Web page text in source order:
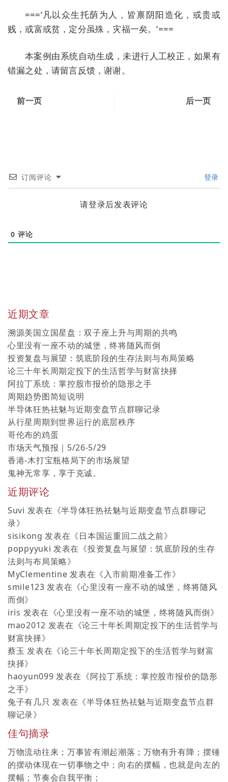
===‘凡以众生托荫为人，皆禀阴阳造化，或贵或
贱，或富或贫，定分虽殊，灾福一矣。’===
本案例由系统自动生成，未进行人工校正，如果有
错漏之处，请留言反馈，谢谢。
前一页 后一页
订阅评论 登录
请登录后发表评论
0 评论
近期文章
溯源美国立国星盘：双子座上升与周期的共鸣
心里没有一座不动的城堡，终将随风而倒
投资复盘与展望：筑底阶段的生存法则与布局策略
论三十年长周期定投下的生活哲学与财富抉择
阿拉丁系统：掌控股市报价的隐形之手
周期趋势图简短说明
半导体狂热祛魅与近期变盘节点群聊记录
从行星周期到世界运行的底层秩序
哥伦布的鸡蛋
市场天气预报｜5/26-5/29
香港-木打宝瓶格局下的市场展望
鬼神无常享，享于克诚。
近期评论
Suvi 发表在《半导体狂热祛魅与近期变盘节点群聊记
录》
sisikong 发表在《日本国运重回二战之前》
poppyyuki 发表在《投资复盘与展望：筑底阶段的生存
法则与布局策略》
MyClementine 发表在《入市前期准备工作》
smile123 发表在《心里没有一座不动的城堡，终将随风
而倒》
iris 发表在《心里没有一座不动的城堡，终将随风而倒》
mao2012 发表在《论三十年长周期定投下的生活哲学与
财富抉择》
蔡玉 发表在《论三十年长周期定投下的生活哲学与财富
抉择》
haoyun099 发表在《阿拉丁系统：掌控股市报价的隐形
之手》
兔子有几只 发表在《半导体狂热祛魅与近期变盘节点群
聊记录》
佳句摘录
万物流动往来；万事皆有潮起潮落；万物有升有降；摆锤
的摆动体现在一切事物之中；向右的摆幅，也就是向左的
摆幅；节奏会自我平衡；